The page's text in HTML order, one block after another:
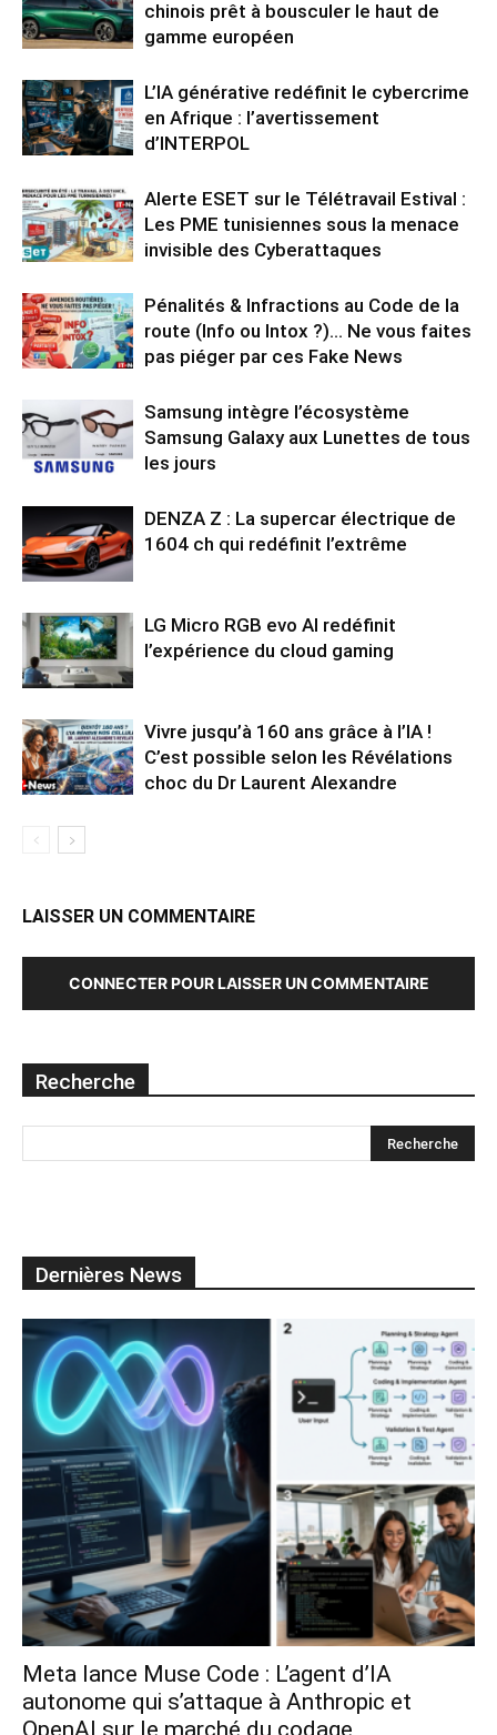
chinois prêt à bousculer le haut de
gamme européen
L’IA générative redéfinit le cybercrime
en Afrique : l’avertissement
d’INTERPOL
Alerte ESET sur le Télétravail Estival :
Les PME tunisiennes sous la menace
invisible des Cyberattaques
Pénalités & Infractions au Code de la
route (Info ou Intox ?)… Ne vous faites
pas piéger par ces Fake News
Samsung intègre l’écosystème
Samsung Galaxy aux Lunettes de tous
les jours
DENZA Z : La supercar électrique de
1604 ch qui redéfinit l’extrême
LG Micro RGB evo AI redéfinit
l’expérience du cloud gaming
Vivre jusqu’à 160 ans grâce à l’IA !
C’est possible selon les Révélations
choc du Dr Laurent Alexandre
LAISSER UN COMMENTAIRE
CONNECTER POUR LAISSER UN COMMENTAIRE
Recherche
Dernières News
Meta lance Muse Code : L’agent d’IA
autonome qui s’attaque à Anthropic et